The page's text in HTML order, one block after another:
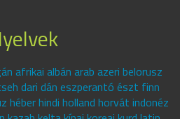
afrikai albán arab azeri belorusz
dari dán eszperantó észt finn
héber hindi holland horvát indonéz